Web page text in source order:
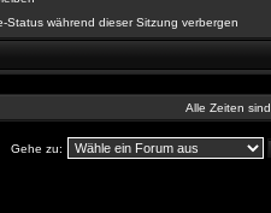
Status während dieser Sitzung verbergen
Alle Zeiten sind
Gehe zu: